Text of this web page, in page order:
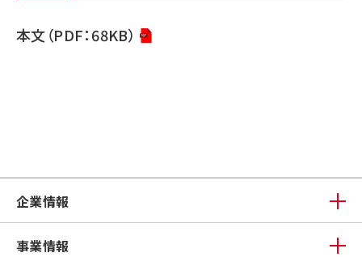
本文（PDF：68KB）
企業情報
事業情報